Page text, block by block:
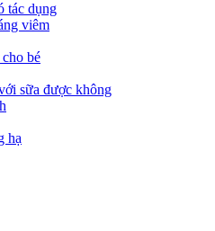
tác dụng
viêm
bé
sữa được không
hạ